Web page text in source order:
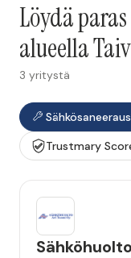
Löydä
alueella
3 yritystä
Sähkösaneeraus
Trustmary